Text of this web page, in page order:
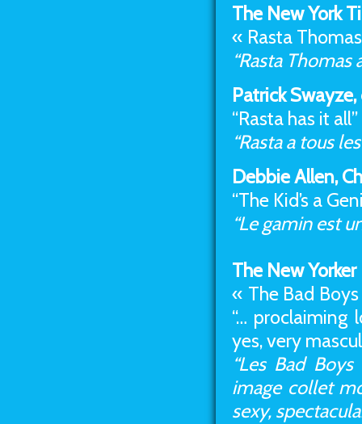
The New York
« Rasta
“Rasta
Patrick
“Rasta has it all”
“Rasta a tous
Debbie Allen,
“The Kid’s a
“Le gamin est
The New Yorker
« The Bad
“… proclaiming
yes, very
“Les Bad
image collet
sexy,